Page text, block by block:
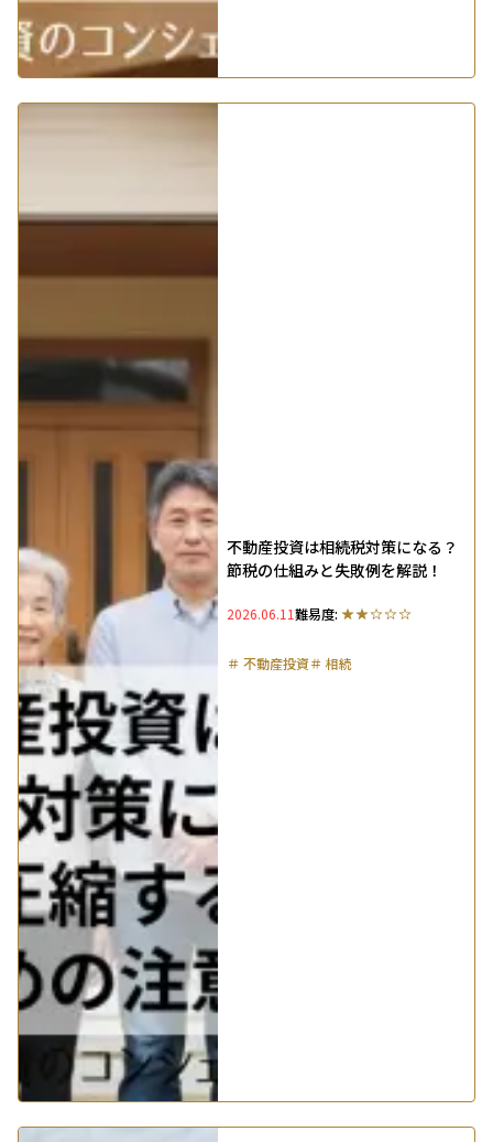
不動産投資は相続税対策になる？
節税の仕組みと失敗例を解説！
2026.06.11難易度:
＃ 不動産投資＃ 相続